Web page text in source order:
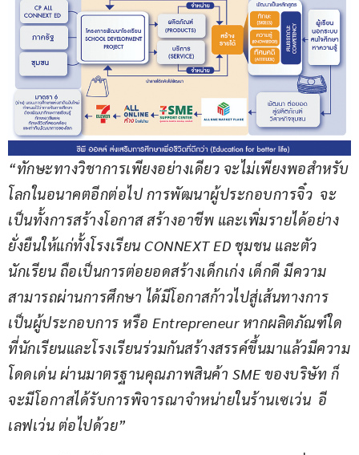
“ทักษะทางวิชาการเพียงอย่างเดียว จะไม่เพียงพอสำหรับ
โลกในอนาคตอีกต่อไป การพัฒนาผู้ประกอบการจิ๋ว  จะ
เป็นทั้งการสร้างโอกาส สร้างอาชีพ และเพิ่มรายได้อย่าง
ยั่งยืนให้แก่ทั้งโรงเรียน CONNEXT ED ชุมชน และตัว
นักเรียน ถือเป็นการต่อยอดสร้างเด็กเก่ง เด็กดี มีความ
สามารถผ่านการศึกษา ได้มีโอกาสก้าวไปสู่เส้นทางการ
เป็นผู้ประกอบการ หรือ Entrepreneur หากผลิตภัณฑ์ใด
ที่นักเรียนและโรงเรียนร่วมกันสร้างสรรค์ขึ้นมาแล้วมีความ
โดดเด่น ผ่านมาตรฐานคุณภาพสินค้า SME ของบริษัท ก็
จะมีโอกาสได้รับการพิจารณาจำหน่ายในร้านเซเว่น  อี
เลฟเว่น ต่อไปด้วย”